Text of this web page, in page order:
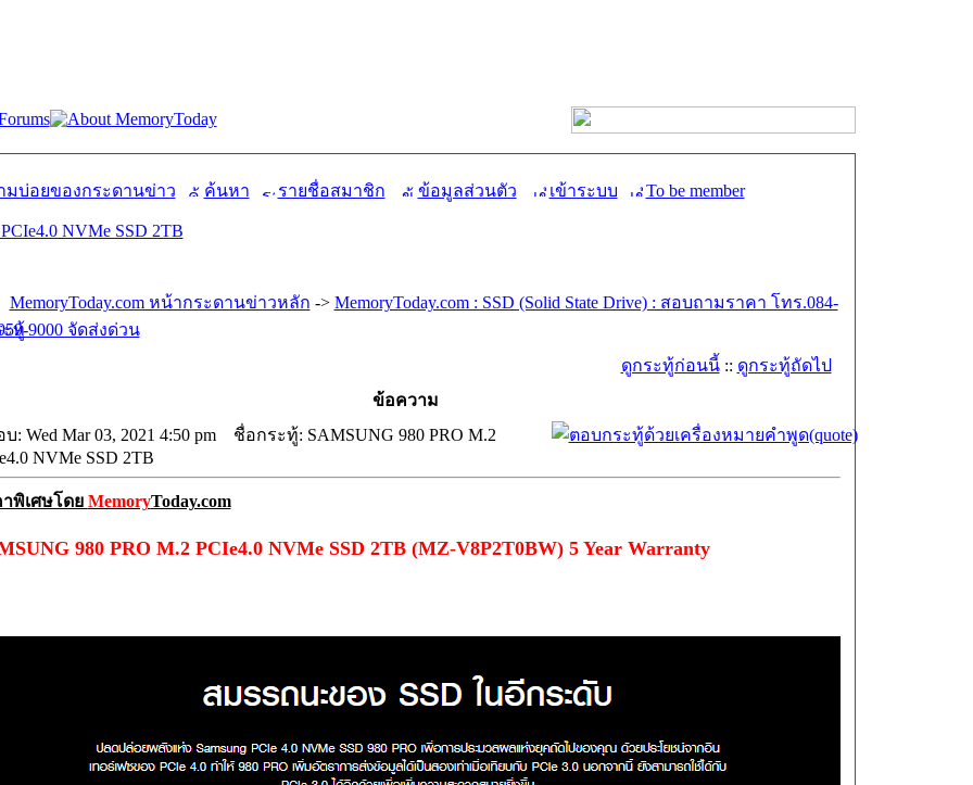
มบ่อยของกระดานข่าว ค้นหา รายชื่อสมาชิก ข้อมูลส่วนตัว เข้าระบบ To be member
NVMe SSD 2TB
MemoryToday.com หน้ากระดานข่าวหลัก -> MemoryToday.com : SSD (Solid State Drive) : สอบถามราคา โทร.084-
9000 จัดส่งด่วน
ดูกระทู้ก่อนนี้:: ดูกระทู้ถัดไป
ข้อความ
: Wed Mar 03, 2021 4:50 pm
ชื่อกระทู้: SAMSUNG 980 PRO M.2
NVMe SSD 2TB
พิเศษโดย MemoryToday.com
980 PRO M.2 PCIe4.0 NVMe SSD 2TB (MZ-V8P2T0BW) 5 Year Warranty